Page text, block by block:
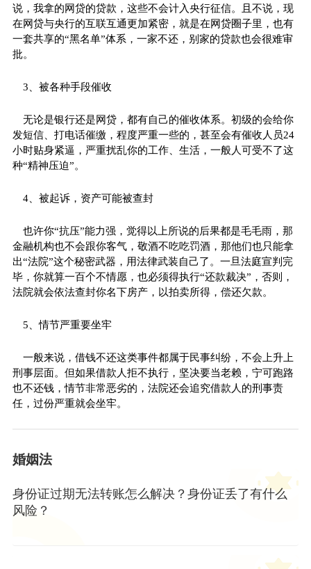
说，我拿的网贷的贷款，这些不会计入央行征信。且不说，现
在网贷与央行的互联互通更加紧密，就是在网贷圈子里，也有
一套共享的“黑名单”体系，一家不还，别家的贷款也会很难审
批。
3、被各种手段催收
无论是银行还是网贷，都有自己的催收体系。初级的会给你
发短信、打电话催缴，程度严重一些的，甚至会有催收人员24
小时贴身紧逼，严重扰乱你的工作、生活，一般人可受不了这
种“精神压迫”。
4、被起诉，资产可能被查封
也许你“抗压”能力强，觉得以上所说的后果都是毛毛雨，那
金融机构也不会跟你客气，敬酒不吃吃罚酒，那他们也只能拿
出“法院”这个秘密武器，用法律武装自己了。一旦法庭宣判完
毕，你就算一百个不情愿，也必须得执行“还款裁决”，否则，
法院就会依法查封你名下房产，以拍卖所得，偿还欠款。
5、情节严重要坐牢
一般来说，借钱不还这类事件都属于民事纠纷，不会上升上
刑事层面。但如果借款人拒不执行，坚决要当老赖，宁可跑路
也不还钱，情节非常恶劣的，法院还会追究借款人的刑事责
任，过份严重就会坐牢。
婚姻法
身份证过期无法转账怎么解决？身份证丢了有什么
风险？